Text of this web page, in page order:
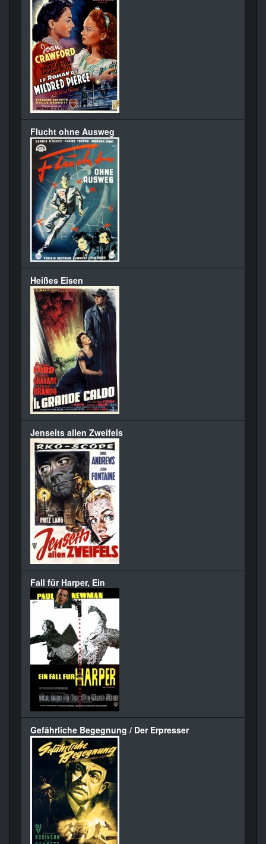
Flucht ohne Ausweg
Heißes Eisen
Jenseits allen Zweifels
Fall für Harper, Ein
Gefährliche Begegnung / Der Erpresser